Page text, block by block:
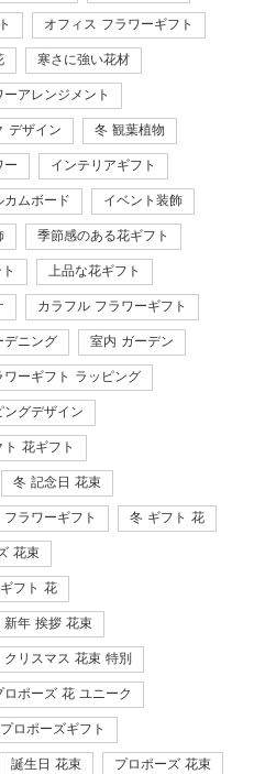
オフィス フラワーギフト
寒さに強い花材
アレンジメント
デザイン 冬 観葉植物
ー インテリアギフト
カムボード イベント装飾
季節感のある花ギフト
上品な花ギフト
カラフル フラワーギフト
デニング 室内 ガーデン
ワーギフト ラッピング
グデザイン
ト 花ギフト
冬 記念日 花束
ラワーギフト 冬 ギフト 花
花束
フト 花
新年 挨拶 花束
クリスマス 花束 特別
ロポーズ 花 ユニーク
ロポーズギフト
誕生日 花束 プロポーズ 花束